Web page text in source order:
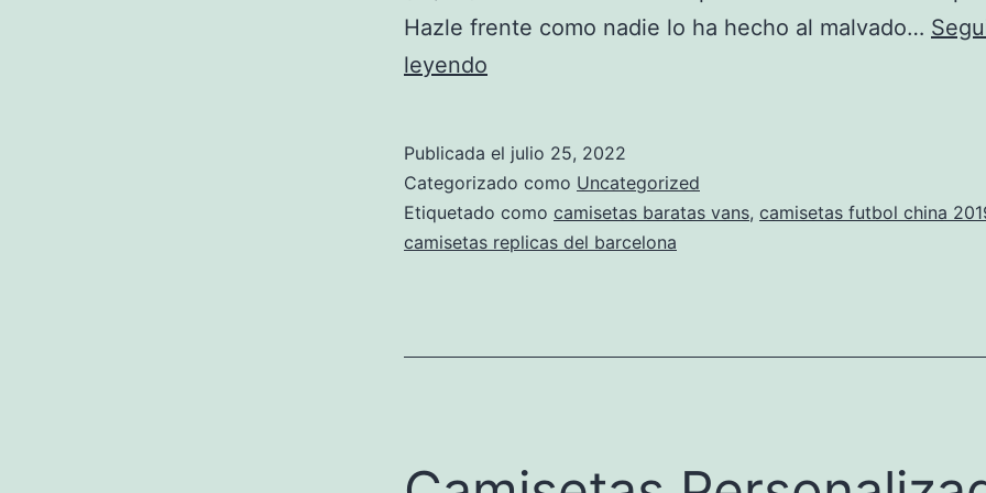
Hazle frente como nadie lo ha hecho al malvado…
leyendo
·
Guerra
De
Publicada el julio 25, 2022
Categorizado como Uncategorized
Etiquetado como camisetas baratas vans, camisetas futbol china
camisetas replicas del barcelona